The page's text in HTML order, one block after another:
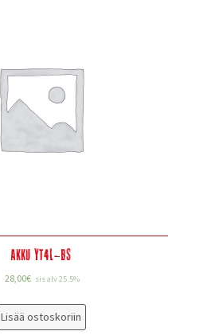
Akku YT4L-BS
28,00€ sis alv 25.5%
Lisää ostoskoriin